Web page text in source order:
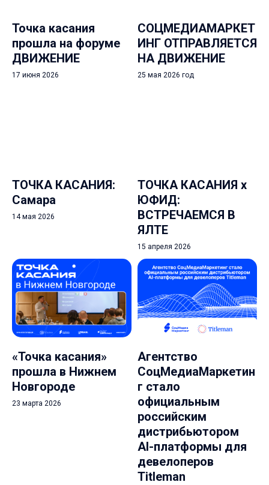
Точка касания
прошла на форуме
ДВИЖЕНИЕ
17 июня 2026
СОЦМЕДИАМАРКЕТ
ИНГ ОТПРАВЛЯЕТСЯ
НА ДВИЖЕНИЕ
25 мая 2026 год
ТОЧКА КАСАНИЯ:
Самара
14 мая 2026
ТОЧКА КАСАНИЯ х
ЮФИД:
ВСТРЕЧАЕМСЯ В
ЯЛТЕ
15 апреля 2026
«Точка касания»
прошла в Нижнем
Новгороде
23 марта 2026
Агентство
СоцМедиаМаркетин
г стало
официальным
российским
дистрибьютором
AI-платформы для
девелоперов
Titleman